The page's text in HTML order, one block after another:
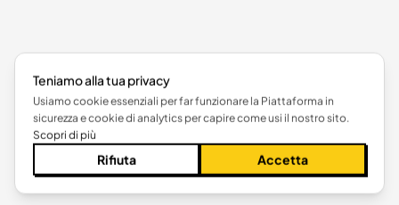
Teniamo alla tua privacy
Usiamo cookie essenziali per far funzionare la Piattaforma in
sicurezza e cookie di analytics per capire come usi il nostro sito.
Scopri di più
Rifiuta Accetta